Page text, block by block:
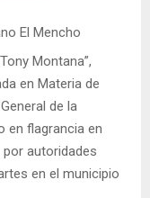
Montana”,
en Materia de
de la
en flagrancia en
autoridades
en el municipio